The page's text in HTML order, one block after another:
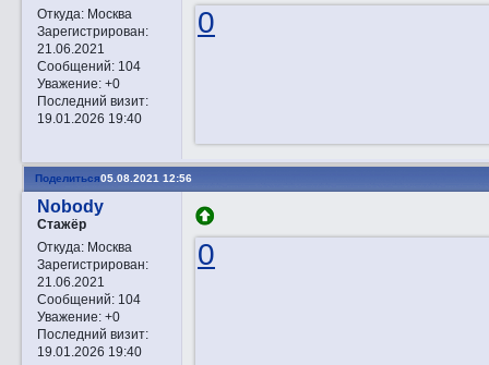
Откуда:Москва
Зарегистрирован:
21.06.2021
Сообщений:104
Уважение: +0
Последний визит:
19.01.2026 19:40
0
Поделиться05.08.2021 12:56
Nobody
Стажёр
Откуда:Москва
Зарегистрирован:
21.06.2021
Сообщений:104
Уважение: +0
Последний визит:
19.01.2026 19:40
0